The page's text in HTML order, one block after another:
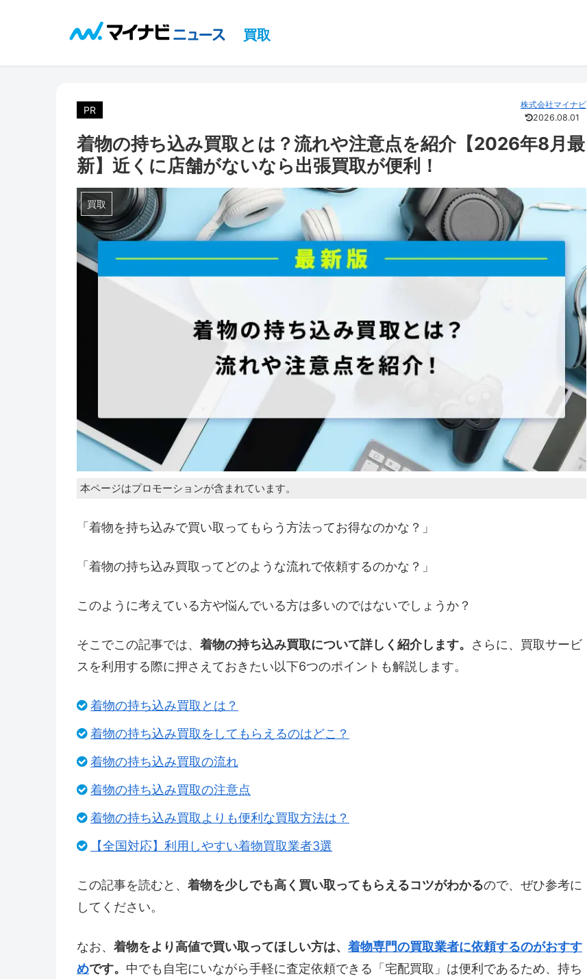
買取
PR
株式会社マイナビ
2026.08.01
着物の持ち込み買取とは？流れや注意点を紹介【2026年8月最
新】近くに店舗がないなら出張買取が便利！
買取
本ページはプロモーションが含まれています。
「着物を持ち込みで買い取ってもらう方法ってお得なのかな？」
「着物の持ち込み買取ってどのような流れで依頼するのかな？」
このように考えている方や悩んでいる方は多いのではないでしょうか？
そこでこの記事では、着物の持ち込み買取について詳しく紹介します。 さらに、買取サービ
スを利用する際に押さえておきたい以下6つのポイントも解説します。
着物の持ち込み買取とは？
着物の持ち込み買取をしてもらえるのはどこ？
着物の持ち込み買取の流れ
着物の持ち込み買取の注意点
着物の持ち込み買取よりも便利な買取方法は？
【全国対応】利用しやすい着物買取業者3選
この記事を読むと、着物を少しでも高く買い取ってもらえるコツがわかるので、ぜひ参考に
してください。
なお、着物をより高値で買い取ってほしい方は、着物専門の買取業者に依頼するのがおすす
めです。 中でも自宅にいながら手軽に査定依頼できる「宅配買取」は便利であるため、持ち